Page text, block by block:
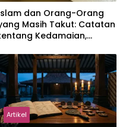
dan Orang-Orang
Masih Takut: Catatan
Kedamaian,
Pemikiran Masykuri
Artikel